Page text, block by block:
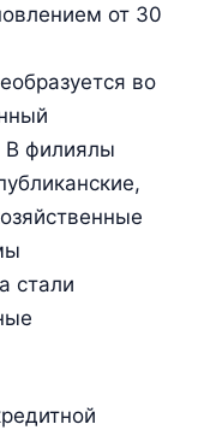
от 30
во
В филиялы
стали